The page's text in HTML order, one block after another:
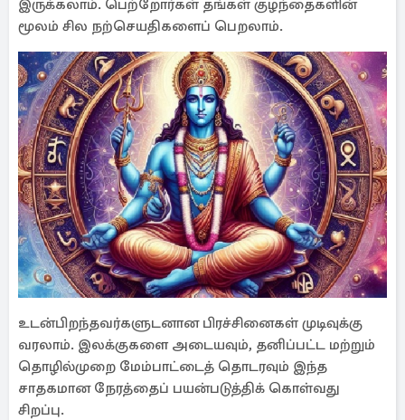
இருக்கலாம். பெற்றோர்கள் தங்கள் குழந்தைகளின்
மூலம் சில நற்செயதிகளைப் பெறலாம்.
உடன்பிறந்தவர்களுடனான பிரச்சினைகள் முடிவுக்கு
வரலாம். இலக்குகளை அடையவும், தனிப்பட்ட மற்றும்
தொழில்முறை மேம்பாட்டைத் தொடரவும் இந்த
சாதகமான நேரத்தைப் பயன்படுத்திக் கொள்வது
சிறப்பு.